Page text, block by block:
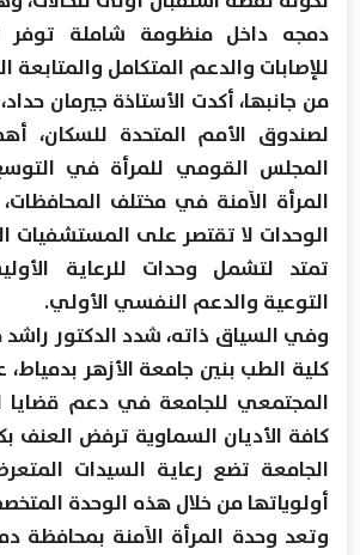
دمجه داخل منظومة شاملة توفر
للإصابات والدعم المتكامل والمتابعة
من جانبها، أكدت الأستاذة جيرمان
لصندوق الأمم المتحدة للسكان،
المجلس القومي للمرأة في
المرأة الآمنة في مختلف
الوحدات لا تقتصر على المستشفيات
تمتد لتشمل وحدات للرعاية
التوعية والدعم النفسي الأولي.
وفي السياق ذاته، شدد الدكتور راشد
كلية الطب بنين جامعة الأزهر
المجتمعي للجامعة في دعم قضايا
كافة الأديان السماوية ترفض العنف
الجامعة تضع رعاية السيدات
أولوياتها من خلال هذه الوحدة
وتعد وحدة المرأة الآمنة بمحافظة